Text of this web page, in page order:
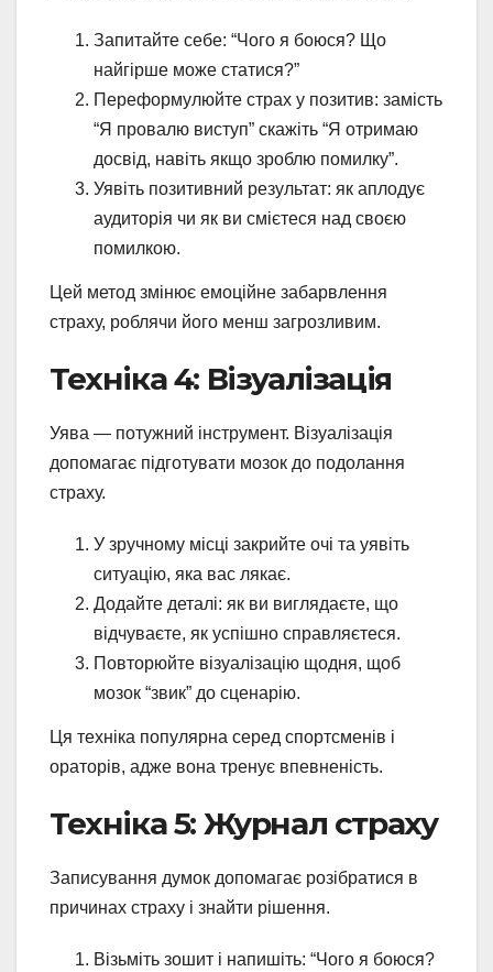
Запитайте себе: “Чого я боюся? Що
найгірше може статися?”
Переформулюйте страх у позитив: замість
“Я провалю виступ” скажіть “Я отримаю
досвід, навіть якщо зроблю помилку”.
Уявіть позитивний результат: як аплодує
аудиторія чи як ви смієтеся над своєю
помилкою.
Цей метод змінює емоційне забарвлення
страху, роблячи його менш загрозливим.
Техніка 4: Візуалізація
Уява — потужний інструмент. Візуалізація
допомагає підготувати мозок до подолання
страху.
У зручному місці закрийте очі та уявіть
ситуацію, яка вас лякає.
Додайте деталі: як ви виглядаєте, що
відчуваєте, як успішно справляєтеся.
Повторюйте візуалізацію щодня, щоб
мозок “звик” до сценарію.
Ця техніка популярна серед спортсменів і
ораторів, адже вона тренує впевненість.
Техніка 5: Журнал страху
Записування думок допомагає розібратися в
причинах страху і знайти рішення.
Візьміть зошит і напишіть: “Чого я боюся?